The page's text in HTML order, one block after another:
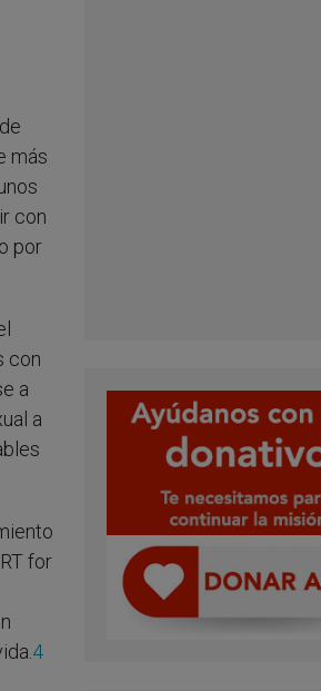
más
con
por
con
a
a
for
4